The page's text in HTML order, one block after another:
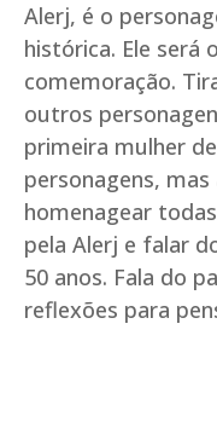
Alerj, é o
histórica. Ele será
comemoração.
outros
primeira mulher
personagens,
homenagear
pela Alerj e falar
50 anos. Fala do
reflexões para